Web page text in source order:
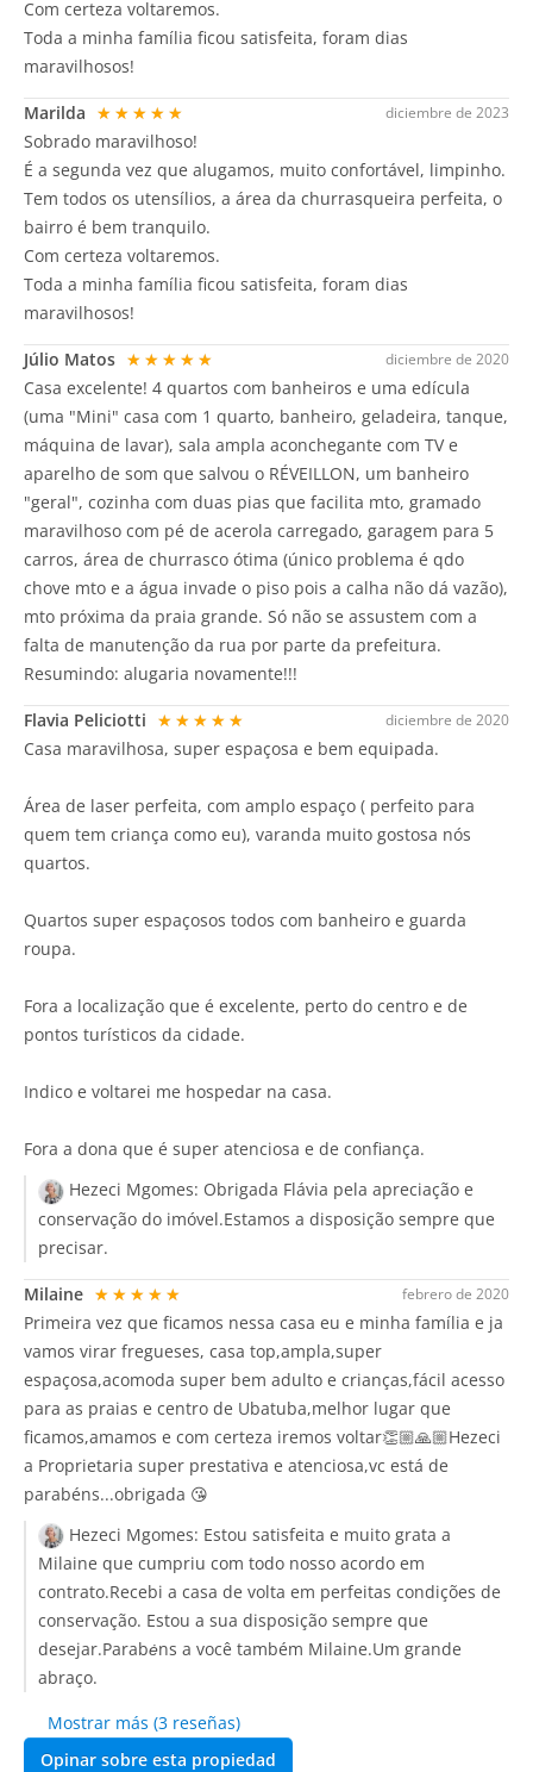
Com certeza voltaremos.
Toda a minha família ficou satisfeita, foram dias
maravilhosos!
diciembre de 2023
Marilda ★★★★★
Sobrado maravilhoso!
É a segunda vez que alugamos, muito confortável, limpinho.
Tem todos os utensílios, a área da churrasqueira perfeita, o
bairro é bem tranquilo.
Com certeza voltaremos.
Toda a minha família ficou satisfeita, foram dias
maravilhosos!
diciembre de 2020
Júlio Matos ★★★★★
Casa excelente! 4 quartos com banheiros e uma edícula
(uma "Mini" casa com 1 quarto, banheiro, geladeira, tanque,
máquina de lavar), sala ampla aconchegante com TV e
aparelho de som que salvou o RÉVEILLON, um banheiro
"geral", cozinha com duas pias que facilita mto, gramado
maravilhoso com pé de acerola carregado, garagem para 5
carros, área de churrasco ótima (único problema é qdo
chove mto e a água invade o piso pois a calha não dá vazão),
mto próxima da praia grande. Só não se assustem com a
falta de manutenção da rua por parte da prefeitura.
Resumindo: alugaria novamente!!!
diciembre de 2020
Flavia Peliciotti ★★★★★
Casa maravilhosa, super espaçosa e bem equipada.
Área de laser perfeita, com amplo espaço ( perfeito para
quem tem criança como eu), varanda muito gostosa nós
quartos.
Quartos super espaçosos todos com banheiro e guarda
roupa.
Fora a localização que é excelente, perto do centro e de
pontos turísticos da cidade.
Indico e voltarei me hospedar na casa.
Fora a dona que é super atenciosa e de confiança.
Hezeci Mgomes: Obrigada Flávia pela apreciação e
conservação do imóvel.Estamos a disposição sempre que
precisar.
febrero de 2020
Milaine ★★★★★
Primeira vez que ficamos nessa casa eu e minha família e ja
vamos virar fregueses, casa top,ampla,super
espaçosa,acomoda super bem adulto e crianças,fácil acesso
para as praias e centro de Ubatuba,melhor lugar que
ficamos,amamos e com certeza iremos voltar👏🏼🙏🏼Hezeci
a Proprietaria super prestativa e atenciosa,vc está de
parabéns...obrigada 😘
Hezeci Mgomes: Estou satisfeita e muito grata a
Milaine que cumpriu com todo nosso acordo em
contrato.Recebi a casa de volta em perfeitas condições de
conservação. Estou a sua disposição sempre que
desejar.Parabėns a você também Milaine.Um grande
abraço.
Mostrar más (3 reseñas)
Opinar sobre esta propiedad